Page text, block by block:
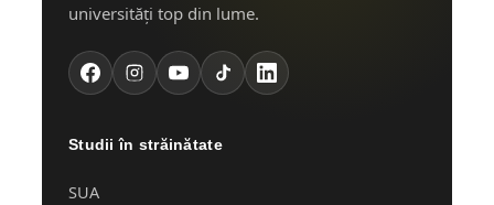
universități top din lume.
Studii în străinătate
SUA